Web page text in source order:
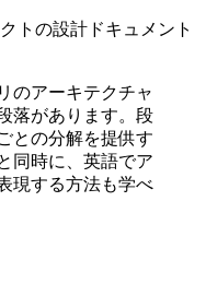
トの設計ドキュメント
のアーキテクチャ
落があります。段
との分解を提供す
同時に、英語でア
現する方法も学べ